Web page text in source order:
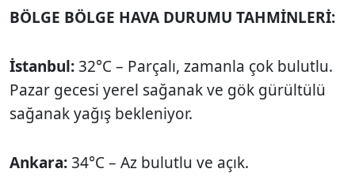
BÖLGE BÖLGE HAVA DURUMU TAHMİNLERİ:
İstanbul:32°C – Parçalı, zamanla çok bulutlu.
Pazar gecesi yerel sağanak ve gök gürültülü
sağanak yağış bekleniyor.
Ankara:34°C – Az bulutlu ve açık.